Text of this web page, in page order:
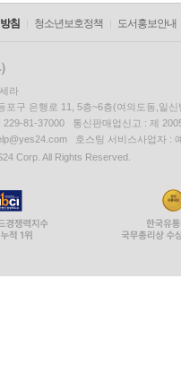
침 청소년보호정책 도서홍보안내
라
포구 은행로 11, 5층~6층(여의도동,일신
229-81-37000 통신판매업신고 : 제
호스팅 서비스사업자 :
Corp. All Rights Reserved.